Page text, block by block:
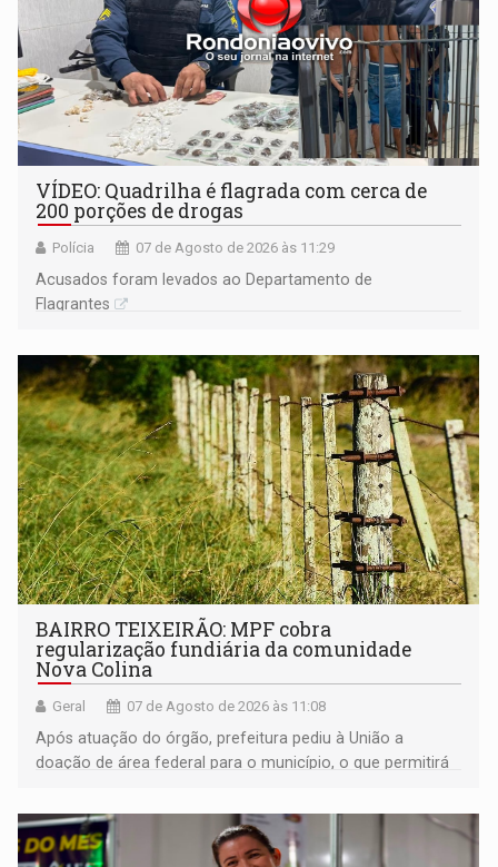
VÍDEO: Quadrilha é flagrada com cerca de
200 porções de drogas
Polícia 07 de Agosto de 2026 às 11:29
Acusados foram levados ao Departamento de
Flagrantes
BAIRRO TEIXEIRÃO: MPF cobra
regularização fundiária da comunidade
Nova Colina
Geral 07 de Agosto de 2026 às 11:08
Após atuação do órgão, prefeitura pediu à União a
doação de área federal para o município, o que permitirá